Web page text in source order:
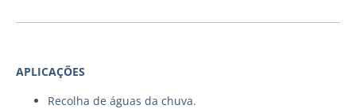
APLICAÇÕES
Recolha de águas da chuva.